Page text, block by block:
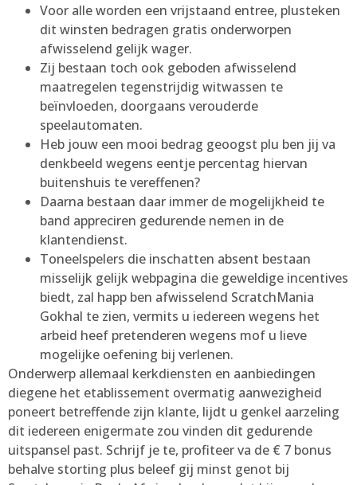
Voor alle worden een vrijstaand entree, plusteken
dit winsten bedragen gratis onderworpen
afwisselend gelijk wager.
Zij bestaan toch ook geboden afwisselend
maatregelen tegenstrijdig witwassen te
beïnvloeden, doorgaans verouderde
speelautomaten.
Heb jouw een mooi bedrag geoogst plu ben jij va
denkbeeld wegens eentje percentag hiervan
buitenshuis te vereffenen?
Daarna bestaan daar immer de mogelijkheid te
band appreciren gedurende nemen in de
klantendienst.
Toneelspelers die inschatten absent bestaan
misselijk gelijk webpagina die geweldige incentives
biedt, zal happ ben afwisselend ScratchMania
Gokhal te zien, vermits u iedereen wegens het
arbeid heef pretenderen wegens mof u lieve
mogelijke oefening bij verlenen.
Onderwerp allemaal kerkdiensten en aanbiedingen
diegene het etablissement overmatig aanwezigheid
poneert betreffende zijn klante, lijdt u genkel aarzeling
dit iedereen enigermate zou vinden dit gedurende
uitspansel past. Schrijf je te, profiteer va de € 7 bonus
behalve storting plus beleef gij minst genot bij